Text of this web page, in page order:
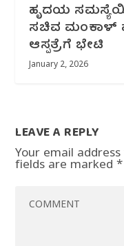
ಹೃದಯ
ಸಚಿವ ಮಂಕಾಳ್
ಆಸ್ಪತ್ರೆಗೆ ಭೇಟಿ
January 2, 2026
LEAVE A REPLY
Your email
fields are marked*